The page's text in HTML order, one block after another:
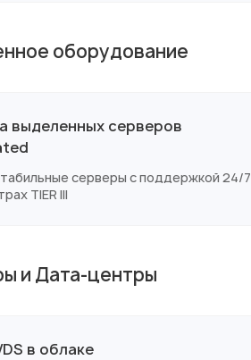
оборудование
выделенных серверов
серверы с поддержкой 24/7
TIER lll
и Дата-центры
в облаке